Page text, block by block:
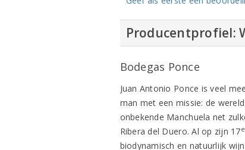
Producentprofiel:
Bodegas Ponce
Juan Antonio Ponce is veel
man met een missie: de
onbekende Manchuela net
Ribera del Duero. Al op zijn 17e
biodynamisch en natuurlijk